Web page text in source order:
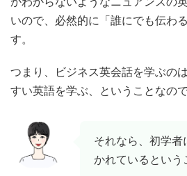
いので、必然的に「誰にでも伝わ
す。
つまり、ビジネス英会話を学ぶの
すい英語を学ぶ、ということなので
それなら、初学
かれているという